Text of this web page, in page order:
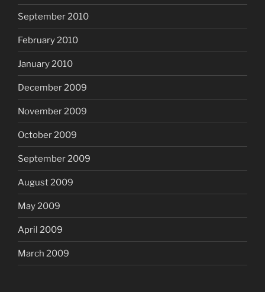
September 2010
February 2010
January 2010
December 2009
November 2009
October 2009
September 2009
August 2009
May 2009
April 2009
March 2009